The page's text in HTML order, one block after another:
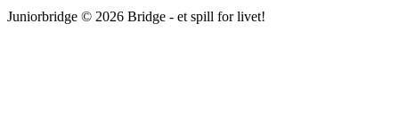
Juniorbridge © 2026 Bridge - et spill for livet!